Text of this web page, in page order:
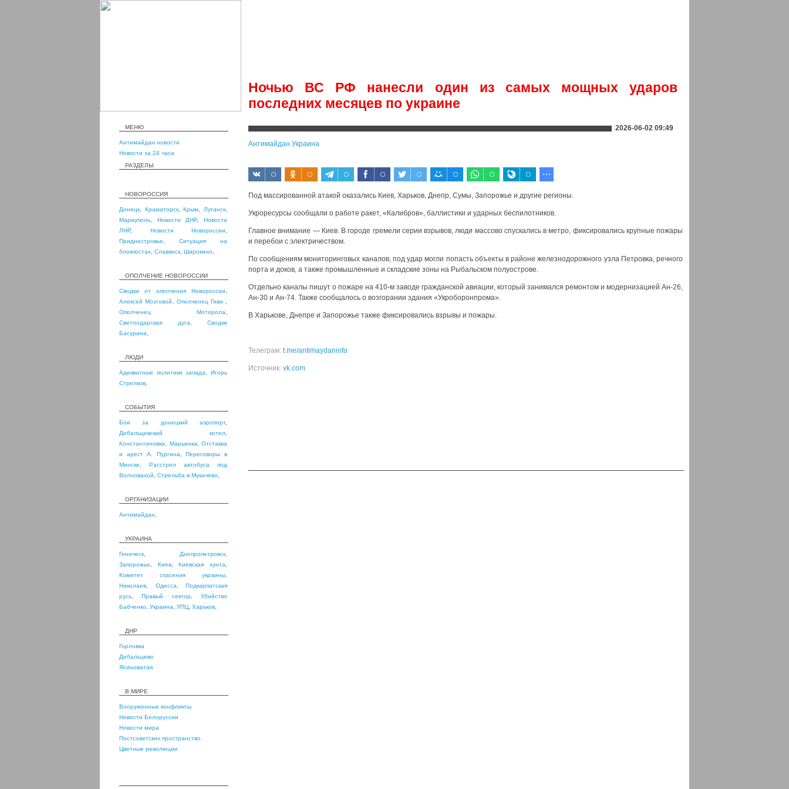
Ночью ВС РФ нанесли один из самых мощных ударов
последних месяцев по украине
МЕНЮ
Антимайдан новости
Новости за 24 часа
РАЗДЕЛЫ
НОВОРОССИЯ
Донецк Краматорск,Крым Луганск
Мариуполь
Новости ДНР,Новости
ЛНР, Новости Новороссии
Приднестровье
Ситуация на
блокпостах Славянск Широкино
ОПОЛЧЕНИЕ НОВОРОССИИ
Сводки от ополчения Новороссии
Алексей Мозговой
Ополченец Гиви
Ополченец Моторола
Светлодарская дуга
Сводки
Басурина
ЛЮДИ
Адекватные политики запада ,Игорь
Стрелков
СОБЫТИЯ
Бои за донецкий аэропорт,
Дебальцевский котел
Константиновка
Марьинка
Отставка
и арест А. Пургина ,Переговоры в
Минске
Расстрел автобуса под
Волновахой
Стрельба в Мукачево
ОРГАНИЗАЦИИ
Антимайдан
УКРАИНА
Геническ Днепропетровск
Запорожье
Киев,Киевская хунта
Комитет спасения украины
Николаев
Одесса
Подкарпатская
русь ,Правый сектор,Убийство
Бабченко Украина УПЦ Харьков
ДНР
Горловка
Дебальцево
Ясиноватая
В МИРЕ
Вооруженные конфликты
Новости Белоруссии
Новости мира
Постсоветских пространство
Цветные революции
2026-06-02 09:49
Антимайдан Украина
Под массированной атакой оказались Киев, Харьков, Днепр, Сумы, Запорожье и другие регионы.
Укроресурсы сообщали о работе ракет, «Калибров», баллистики и ударных беспилотников.
Главное внимание — Киев. В городе гремели серии взрывов, люди массово спускались в метро, фиксировались крупные пожары
и перебои с электричеством.
По сообщениям мониторинговых каналов, под удар могли попасть объекты в районе железнодорожного узла Петровка, речного
порта и доков, а также промышленные и складские зоны на Рыбальском полуострове.
Отдельно каналы пишут о пожаре на 410-м заводе гражданской авиации, который занимался ремонтом и модернизацией Ан-26,
Ан-30 и Ан-74. Также сообщалось о возгорании здания «Укроборонпрома».
В Харькове, Днепре и Запорожье также фиксировались взрывы и пожары.
Телеграм: t.me/antimaydaninfo
Источник: vk.com